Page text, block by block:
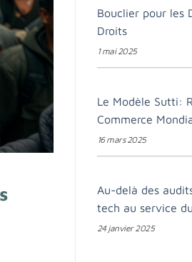
Bouclier pour les
Droits
1 mai 2025
Le Modèle Sutti:
Commerce
16 mars 2025
Au-delà des
tech au service
24 janvier 2025